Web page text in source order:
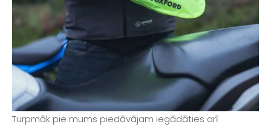
Turpmāk pie mums piedāvājam iegādāties arī